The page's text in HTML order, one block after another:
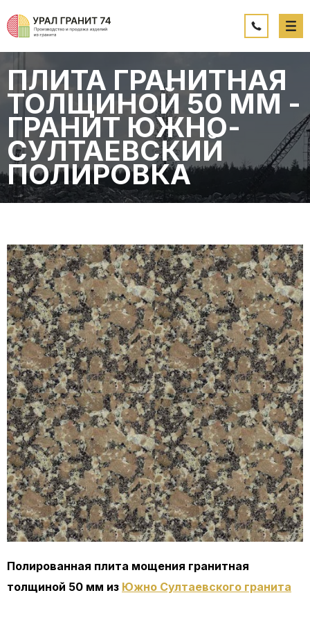
ПЛИТА ГРАНИТНАЯ
ТОЛЩИНОЙ 50 ММ -
ГРАНИТ ЮЖНО-
СУЛТАЕВСКИЙ
ПОЛИРОВКА
Полированная плита мощения гранитная
толщиной 50 мм из Южно Султаевского гранита